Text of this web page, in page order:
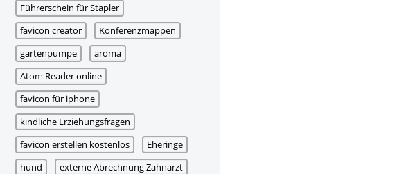
Führerschein für Stapler
favicon creator
Konferenzmappen
gartenpumpe
aroma
Atom Reader online
favicon für iphone
kindliche Erziehungsfragen
favicon erstellen kostenlos
Eheringe
hund
externe Abrechnung Zahnarzt